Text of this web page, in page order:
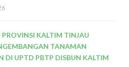
KALTIM TINJAU
TANAMAN
DI UPTD PBTP DISBUN KALTIM